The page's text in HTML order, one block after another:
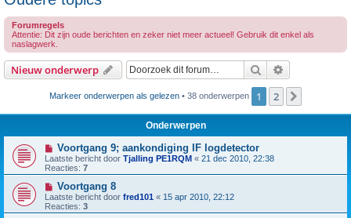
Forumregels
Attentie: Dit zijn oude berichten en zeker niet meer actueel! Gebruik dit enkel als
naslagwerk.
Nieuw onderwerp Zoek
Markeer onderwerpen als gelezen • 38 onderwerpen 1 2
Onderwerpen
Voortgang 9; aankondiging IF logdetector
Laatste bericht door Tjalling PE1RQM « 21 dec 2010, 22:38
Reacties: 7
Voortgang 8
Laatste bericht door fred101 « 15 apr 2010, 22:12
Reacties: 3